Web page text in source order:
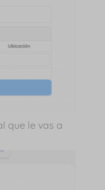
que le vas a